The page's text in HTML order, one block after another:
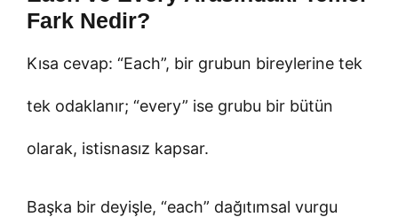
Fark Nedir?
Kısa cevap: “Each”, bir grubun bireylerine tek
tek odaklanır; “every” ise grubu bir bütün
olarak, istisnasız kapsar.
Başka bir deyişle, “each” dağıtımsal vurgu